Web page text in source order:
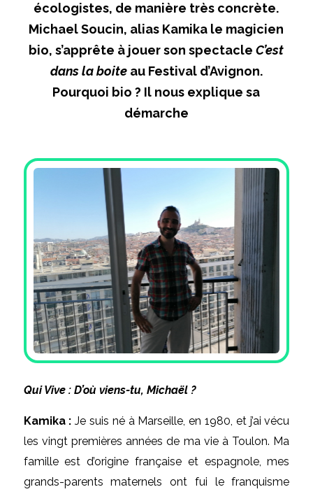
écologistes, de manière très concrète.
Michael Soucin, alias Kamika le magicien
bio, s’apprête à jouer son spectacleC’est
dans la boiteau Festival d’Avignon.
Pourquoi bio ? Il nous explique sa
démarche
Qui Vive : D’où viens-tu, Michaël ?
Kamika : Je suis né à Marseille, en 1980, et j’ai vécu
les vingt premières années de ma vie à Toulon. Ma
famille est d’origine française et espagnole, mes
grands-parents maternels ont fui le franquisme